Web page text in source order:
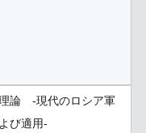
論 -現代のロシア軍
び適用-